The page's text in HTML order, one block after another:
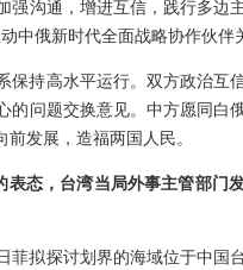
沟通，增进互信，践行多边
中俄新时代全面战略协作伙伴
持高水平运行。双方政治互
问题交换意见。中方愿同白
发展，造福两国人民。
态，台湾当局外事主管部门
拟探讨划界的海域位于中国